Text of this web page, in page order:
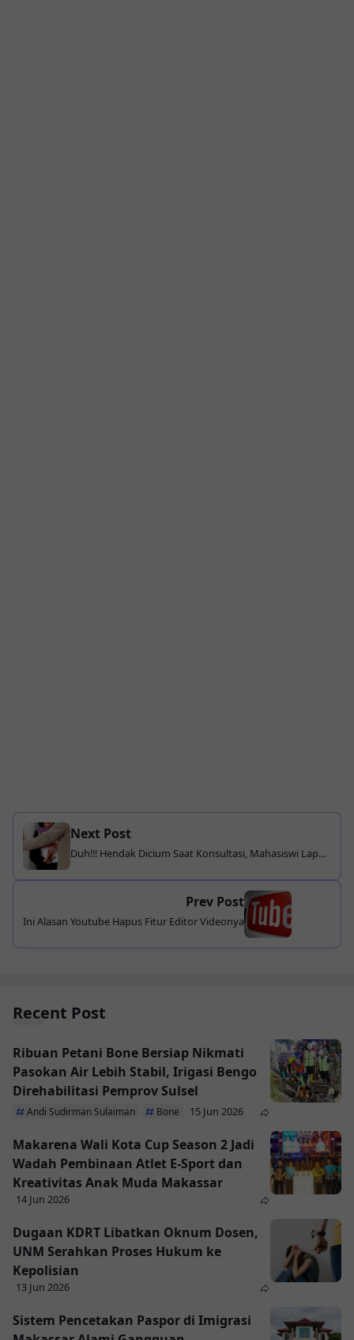
Next Post
Duh!!! Hendak Dicium Saat Konsultasi, Mahasiswi Lapor
Prev Post
Ini Alasan Youtube Hapus Fitur Editor Videonya
Recent Post
Ribuan Petani Bone Bersiap Nikmati
Pasokan Air Lebih Stabil, Irigasi Bengo
Direhabilitasi Pemprov Sulsel
Andi Sudirman Sulaiman Bone 15 Jun 2026
Makarena Wali Kota Cup Season 2 Jadi
Wadah Pembinaan Atlet E-Sport dan
Kreativitas Anak Muda Makassar
14 Jun 2026
Dugaan KDRT Libatkan Oknum Dosen,
UNM Serahkan Proses Hukum ke
Kepolisian
13 Jun 2026
Sistem Pencetakan Paspor di Imigrasi